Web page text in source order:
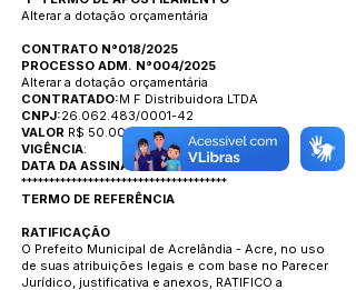
Alterar a dotação orçamentária
CONTRATO N°018/2025
PROCESSO ADM. N°004/2025
Alterar a dotação orçamentária
CONTRATADO:M F Distribuidora LTDA
CNPJ:26.062.483/0001-42
VALOR R$ 50.000,00
VIGÊNCIA:
DATA DA ASSINATURA:
*************************************
TERMO DE REFERÊNCIA
RATIFICAÇÃO
O Prefeito Municipal de Acrelândia - Acre, no uso
de suas atribuições legais e com base no Parecer
Jurídico, justificativa e anexos, RATIFICO a